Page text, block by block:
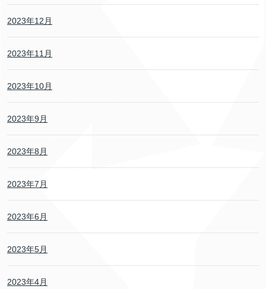
2023年12月
2023年11月
2023年10月
2023年9月
2023年8月
2023年7月
2023年6月
2023年5月
2023年4月